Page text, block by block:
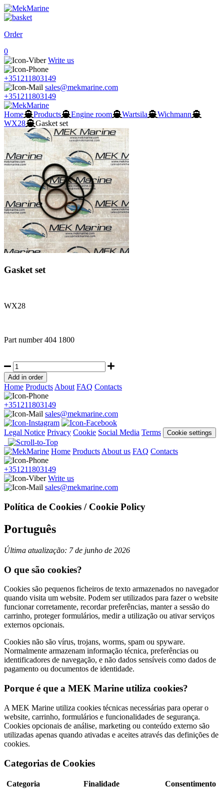
Order
0
Write us
+351211803149
sales@mekmarine.com
+351211803149
Home Products Engine room Wartsila
Wichmann
WX28
Gasket set
Gasket set
WX28
Part number404 1800
Home ProductsAbout FAQ Contacts
+351211803149
sales@mekmarine.com
Legal Notice Privacy Cookie Social Media Terms Cookie settings
Home ProductsAbout us FAQ Contacts
+351211803149
Write us
sales@mekmarine.com
Política de Cookies / Cookie Policy
Português
Última atualização: 7 de junho de 2026
O que são cookies?
Cookies são pequenos ficheiros de texto armazenados no navegador
quando visita um website. Podem ser utilizados para fazer o website
funcionar corretamente, recordar preferências, manter a sessão do
carrinho, proteger formulários, medir a utilização ou ativar serviços
externos opcionais.
Cookies não são vírus, trojans, worms, spam ou spyware.
Normalmente armazenam informação técnica, preferências ou
identificadores de navegação, e não dados sensíveis como dados de
pagamento ou documentos de identidade.
Porque é que a MEK Marine utiliza cookies?
A MEK Marine utiliza cookies técnicas necessárias para operar o
website, carrinho, formulários e funcionalidades de segurança.
Cookies opcionais de análise, marketing ou conteúdo externo são
utilizadas apenas quando ativadas e aceites através das definições de
cookies.
Categorias de Cookies
Categoria Finalidade Consentimento